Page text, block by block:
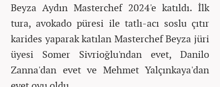
Beyza Aydın Masterchef 2024'e katıldı. İlk
tura, avokado püresi ile tatlı-acı soslu çıtır
karides yaparak katılan Masterchef Beyza jüri
üyesi Somer Sivrioğlu'ndan evet, Danilo
Zanna'dan evet ve Mehmet Yalçınkaya'dan